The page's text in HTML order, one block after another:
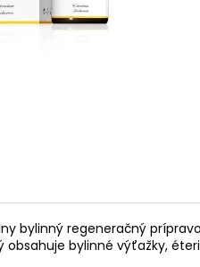
bylinný regeneračný
bylinné výťažky,